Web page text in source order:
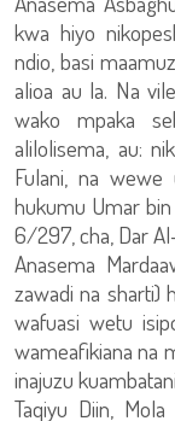
kwa hiyo
ndio, basi
alioa au la. Na
wako mpaka
alilolisema, au:
Fulani, na wewe
hukumu Umar
6/297, cha, Dar
Anasema
zawadi na sharti)
wafuasi wetu
wameafikiana na
inajuzu
Taqiyu Diin,